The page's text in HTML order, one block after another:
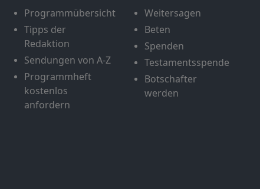
Programmübersicht
Tipps der
Redaktion
Sendungen von A-Z
Programmheft
kostenlos
anfordern
Weitersagen
Beten
Spenden
Testamentsspende
Botschafter
werden